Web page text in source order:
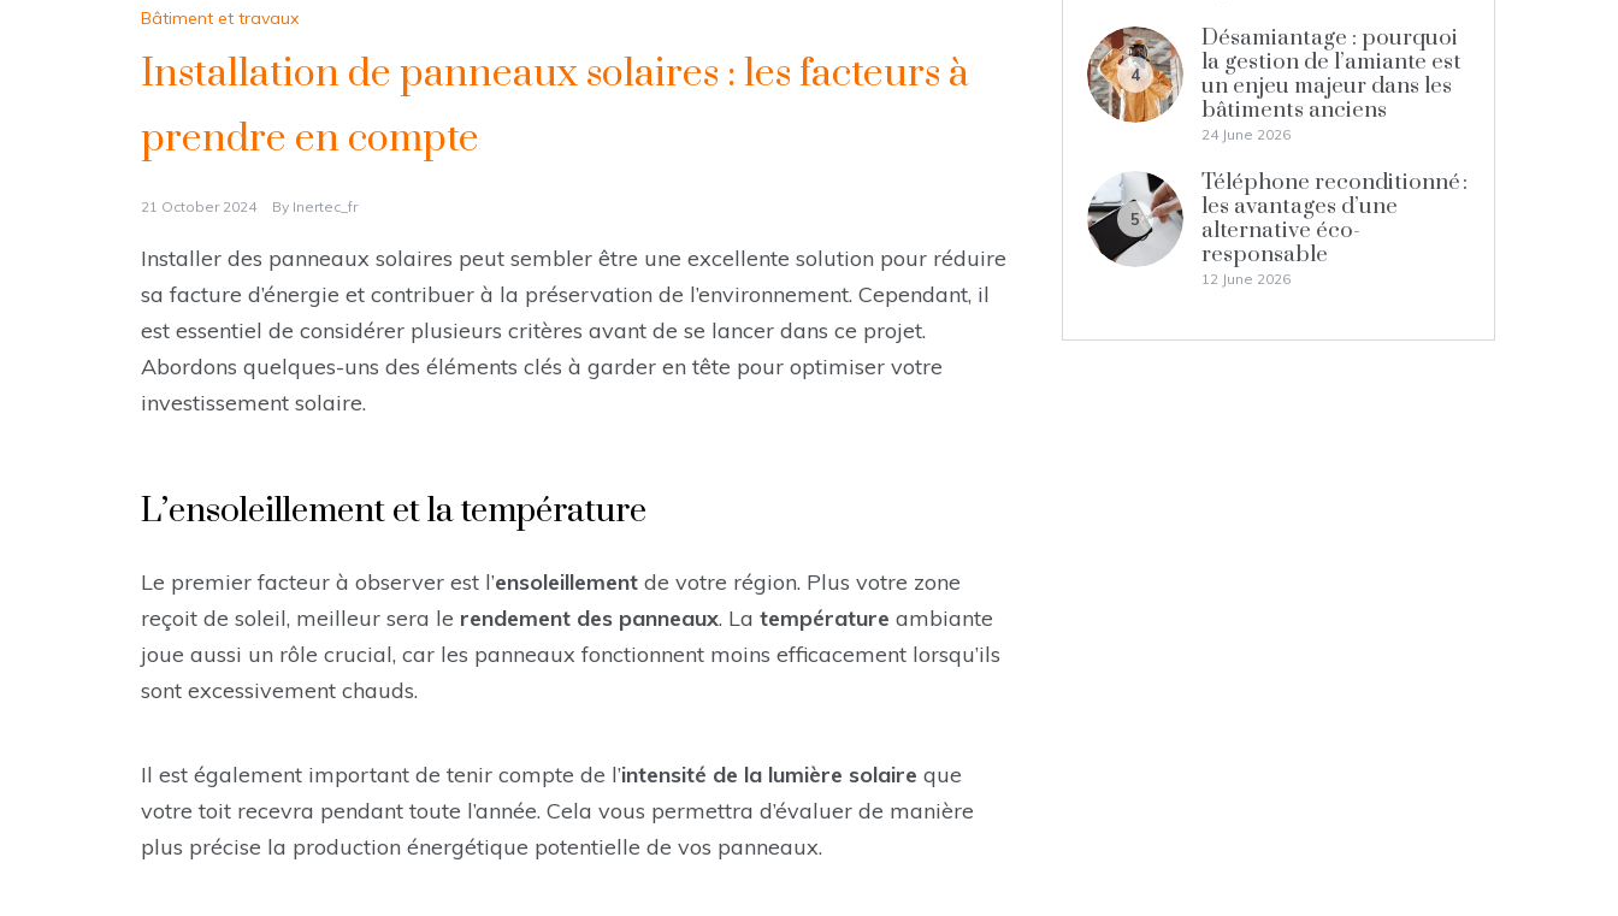
Bâtiment et travaux
Installation de panneaux solaires : les facteurs à
prendre en compte
21 October 2024 By Inertec_fr
Installer des panneaux solaires peut sembler être une excellente solution pour réduire
sa facture d’énergie et contribuer à la préservation de l’environnement. Cependant, il
est essentiel de considérer plusieurs critères avant de se lancer dans ce projet.
Abordons quelques-uns des éléments clés à garder en tête pour optimiser votre
investissement solaire.
L’ensoleillement et la température
Le premier facteur à observer est l’ensoleillement de votre région. Plus votre zone
reçoit de soleil, meilleur sera le rendement des panneaux. La température ambiante
joue aussi un rôle crucial, car les panneaux fonctionnent moins efficacement lorsqu’ils
sont excessivement chauds.
Il est également important de tenir compte de l’intensité de la lumière solaire que
votre toit recevra pendant toute l’année. Cela vous permettra d’évaluer de manière
plus précise la production énergétique potentielle de vos panneaux.
4
Désamiantage : pourquoi
la gestion de l’amiante est
un enjeu majeur dans les
bâtiments anciens
24 June 2026
5
Téléphone reconditionné :
les avantages d’une
alternative éco-
responsable
12 June 2026